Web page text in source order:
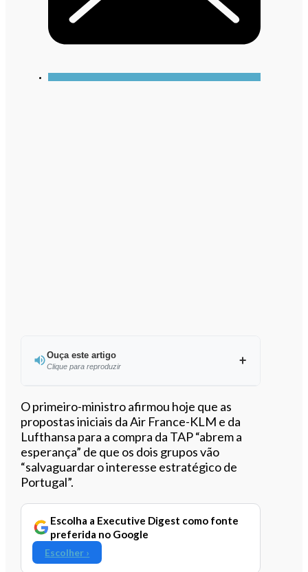
Ouça este artigo
Clique para reproduzir
Ouvir este artigo
O primeiro-ministro afirmou hoje que as
propostas iniciais da Air France-KLM e da
Lufthansa para a compra da TAP “abrem a
esperança” de que os dois grupos vão
“salvaguardar o interesse estratégico de
Portugal”.
Escolha a Executive Digest como fonte
preferida no Google
Escolher ›